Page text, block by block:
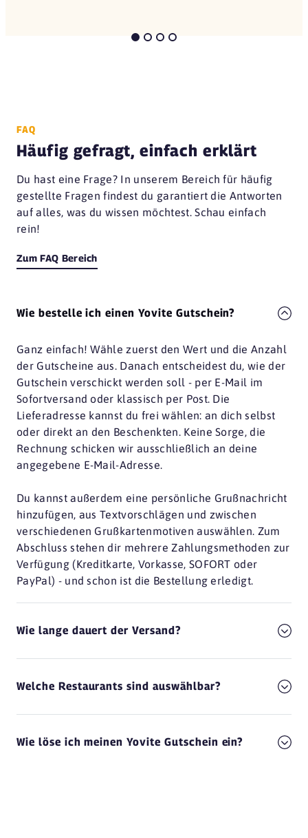
FAQ
Häufig gefragt, einfach erklärt
Du hast eine Frage? In unserem Bereich für häufig
gestellte Fragen findest du garantiert die Antworten
auf alles, was du wissen möchtest. Schau einfach
rein!
Zum FAQ Bereich
Wie bestelle ich einen Yovite Gutschein?
Ganz einfach! Wähle zuerst den Wert und die Anzahl
der Gutscheine aus. Danach entscheidest du, wie der
Gutschein verschickt werden soll - per E-Mail im
Sofortversand oder klassisch per Post. Die
Lieferadresse kannst du frei wählen: an dich selbst
oder direkt an den Beschenkten. Keine Sorge, die
Rechnung schicken wir ausschließlich an deine
angegebene E-Mail-Adresse.
Du kannst außerdem eine persönliche Grußnachricht
hinzufügen, aus Textvorschlägen und zwischen
verschiedenen Grußkartenmotiven auswählen. Zum
Abschluss stehen dir mehrere Zahlungsmethoden zur
Verfügung (Kreditkarte, Vorkasse, SOFORT oder
PayPal) - und schon ist die Bestellung erledigt.
Wie lange dauert der Versand?
Welche Restaurants sind auswählbar?
Wie löse ich meinen Yovite Gutschein ein?